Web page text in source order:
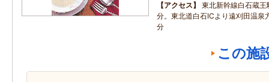
アクセス
東北新幹線白石蔵
分。東北道白石ICより遠刈田温泉
分
この施